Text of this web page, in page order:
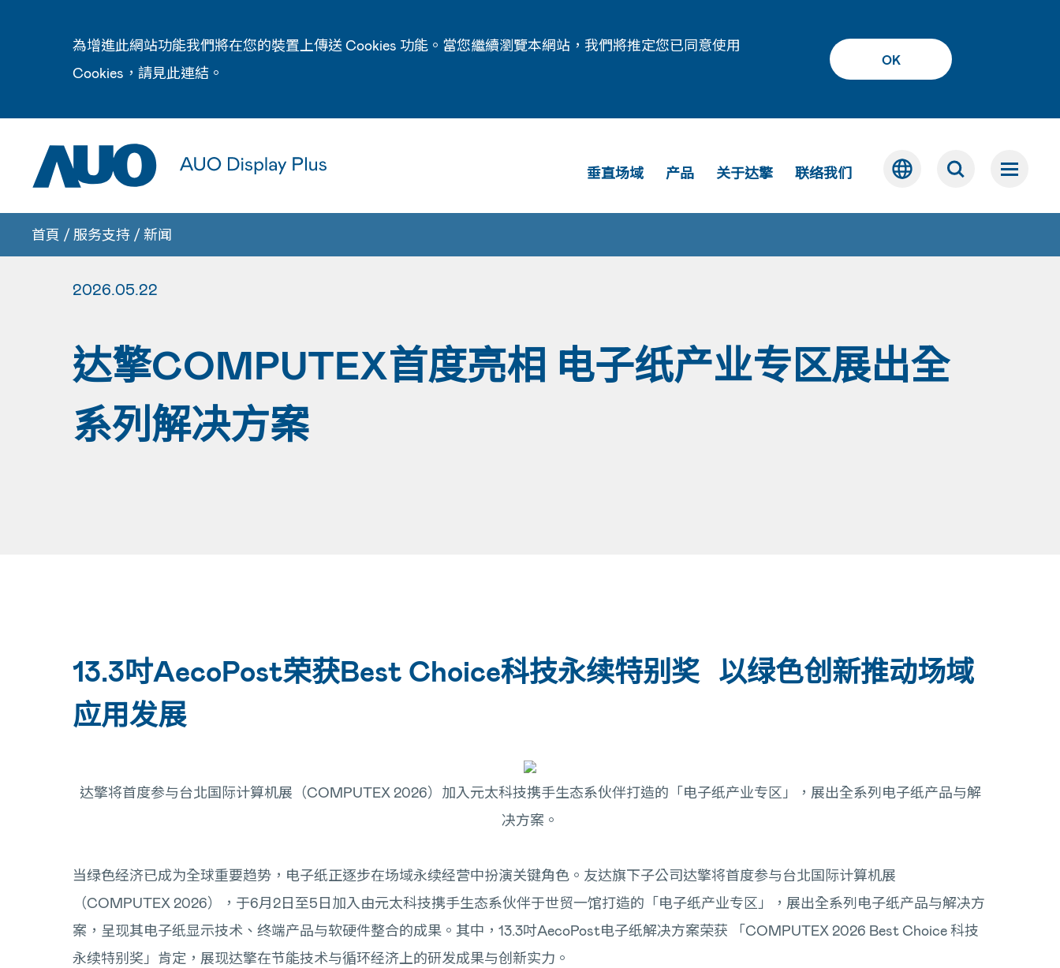
為增進此網站功能我們將在您的裝置上傳送 Cookies 功能。當您繼續瀏覽本網站，我們將推定您已同意使用
Cookies，請見此連結 。
OK
垂直场域 产品 关于达擎 联络我们
首頁 / 服务支持 /新闻
2026.05.22
达擎COMPUTEX首度亮相 电子纸产业专区展出全
系列解决方案
13.3吋AecoPost荣获Best Choice科技永续特别奖 以绿色创新推动场域
应用发展
达擎将首度参与台北国际计算机展（COMPUTEX 2026）加入元太科技携手生态系伙伴打造的「电子纸产业专区」，展出全系列电子纸产品与解
决方案。
当绿色经济已成为全球重要趋势，电子纸正逐步在场域永续经营中扮演关键角色。友达旗下子公司达擎将首度参与台北国际计算机展
（COMPUTEX 2026），于6月2日至5日加入由元太科技携手生态系伙伴于世贸一馆打造的「电子纸产业专区」，展出全系列电子纸产品与解决方
案，呈现其电子纸显示技术、终端产品与软硬件整合的成果。其中，13.3吋AecoPost电子纸解决方案荣获 「COMPUTEX 2026 Best Choice 科技
永续特别奖」肯定，展现达擎在节能技术与循环经济上的研发成果与创新实力。